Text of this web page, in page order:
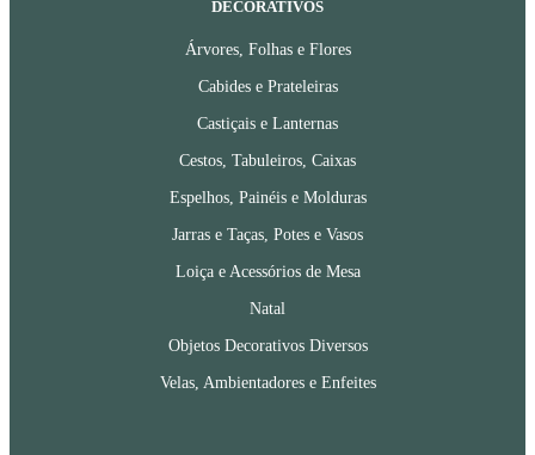
DECORATIVOS
Árvores, Folhas e Flores
Cabides e Prateleiras
Castiçais e Lanternas
Cestos, Tabuleiros, Caixas
Espelhos, Painéis e Molduras
Jarras e Taças, Potes e Vasos
Loiça e Acessórios de Mesa
Natal
Objetos Decorativos Diversos
Velas, Ambientadores e Enfeites